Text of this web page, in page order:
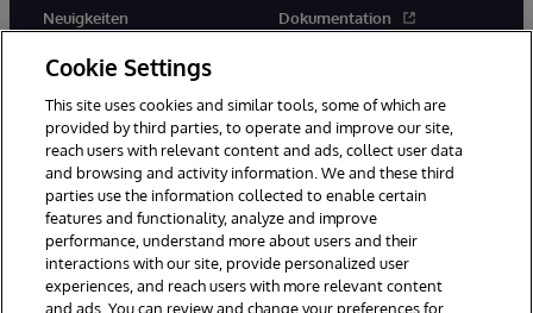
Neuigkeiten
Dokumentation
© 1996-2026 InterSystems Corporation, Boston, MA. Alle Rechte
vorbehalten.
Mitteilungen/Geschäftsbedingungen
Erklärung zum Datenschutz
Cookie Settings
This site uses cookies and similar tools, some of which are
provided by third parties, to operate and improve our site,
reach users with relevant content and ads, collect user data
and browsing and activity information. We and these third
parties use the information collected to enable certain
features and functionality, analyze and improve
performance, understand more about users and their
interactions with our site, provide personalized user
experiences, and reach users with more relevant content
and ads. You can review and change your preferences for